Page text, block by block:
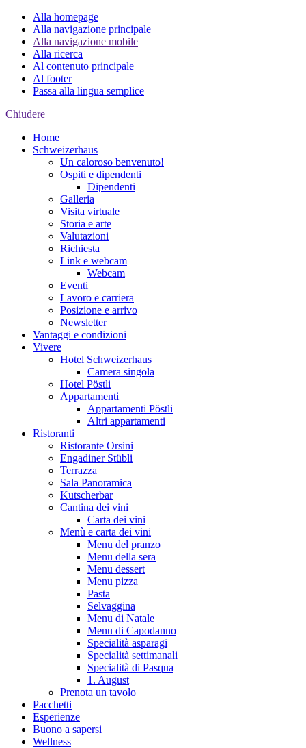
Alla homepage
Alla navigazione principale
Alla navigazione mobile
Alla ricerca
Al contenuto principale
Al footer
Passa alla lingua semplice
Chiudere
Home
Schweizerhaus
Un caloroso benvenuto!
Ospiti e dipendenti
Dipendenti
Galleria
Visita virtuale
Storia e arte
Valutazioni
Richiesta
Link e webcam
Webcam
Eventi
Lavoro e carriera
Posizione e arrivo
Newsletter
Vantaggi e condizioni
Vivere
Hotel Schweizerhaus
Camera singola
Hotel Pöstli
Appartamenti
Appartamenti Pöstli
Altri appartamenti
Ristoranti
Ristorante Orsini
Engadiner Stübli
Terrazza
Sala Panoramica
Kutscherbar
Cantina dei vini
Carta dei vini
Menù e carta dei vini
Menu del pranzo
Menu della sera
Menu dessert
Menu pizza
Pasta
Selvaggina
Menu di Natale
Menu di Capodanno
Specialità asparagi
Specialità settimanali
Specialità di Pasqua
1. August
Prenota un tavolo
Pacchetti
Esperienze
Buono a sapersi
Wellness